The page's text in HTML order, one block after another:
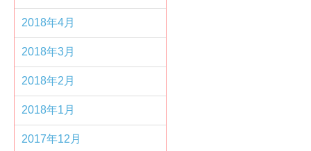
2018年4月
2018年3月
2018年2月
2018年1月
2017年12月